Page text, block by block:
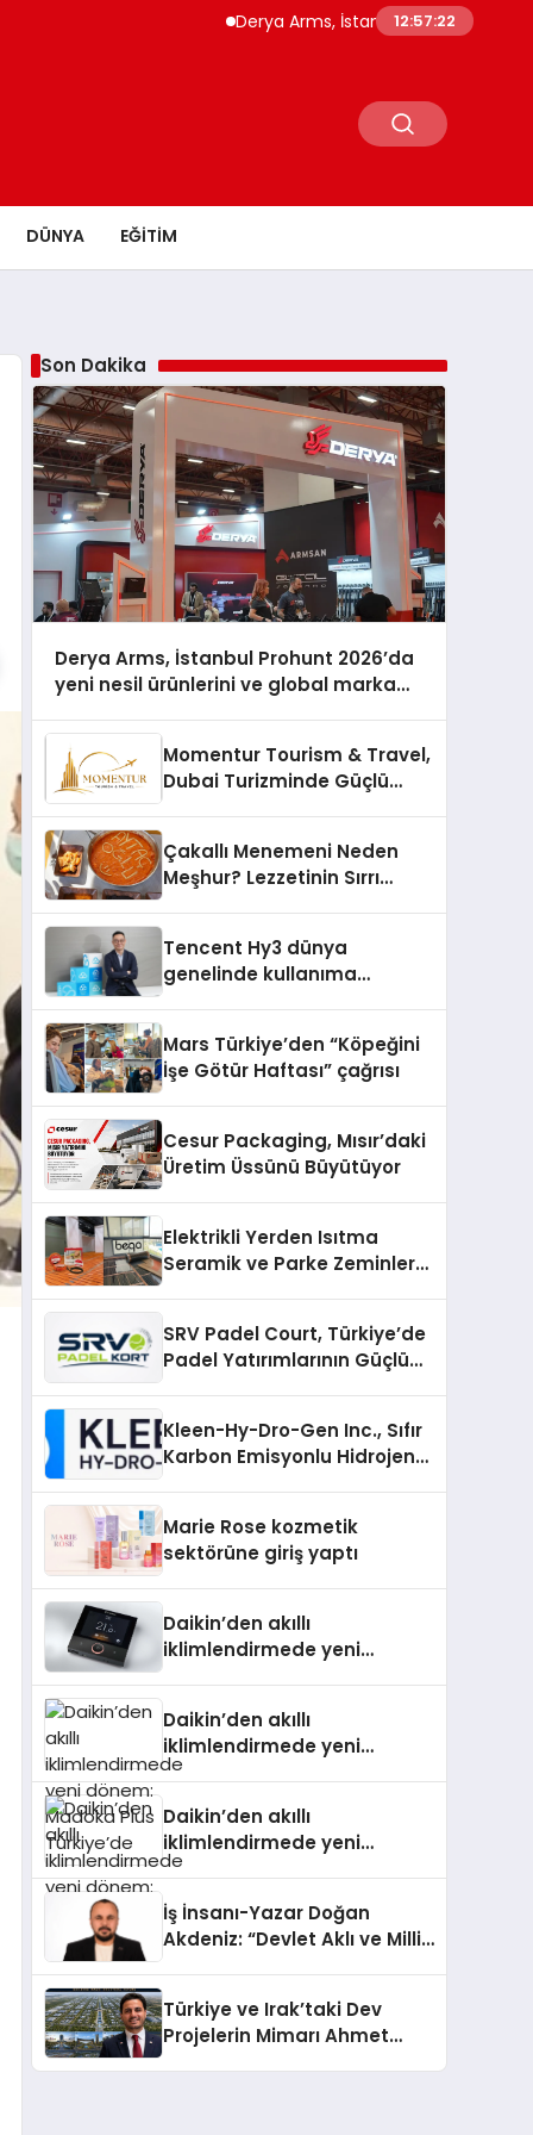
Derya Arms, İstanbul Prohunt 2026’da yeni
12:57:24
DÜNYA EĞITIM
Son Dakika
Derya Arms, İstanbul Prohunt 2026’da
yeni nesil ürünlerini ve global marka
Momentur Tourism & Travel,
Dubai Turizminde Güçlü
Çakallı Menemeni Neden
Meşhur? Lezzetinin Sırrı
Tencent Hy3 dünya
genelinde kullanıma
Mars Türkiye’den “Köpeğini
İşe Götür Haftası” çağrısı
Cesur Packaging, Mısır’daki
Üretim Üssünü Büyütüyor
Elektrikli Yerden Isıtma
Seramik ve Parke Zeminler
SRV Padel Court, Türkiye’de
Padel Yatırımlarının Güçlü
Kleen-Hy-Dro-Gen Inc., Sıfır
Karbon Emisyonlu Hidrojen
Aldı
Marie Rose kozmetik
sektörüne giriş yaptı
Daikin’den akıllı
iklimlendirmede yeni
Daikin’den akıllı
iklimlendirmede yeni
dönem: Madoka Plus
Daikin’den akıllı
iklimlendirmede yeni
dönem: Madoka Plus
İş İnsanı-Yazar Doğan
Akdeniz: “Devlet Aklı ve Milli
Türkiye ve Irak’taki Dev
Projelerin Mimarı Ahmet